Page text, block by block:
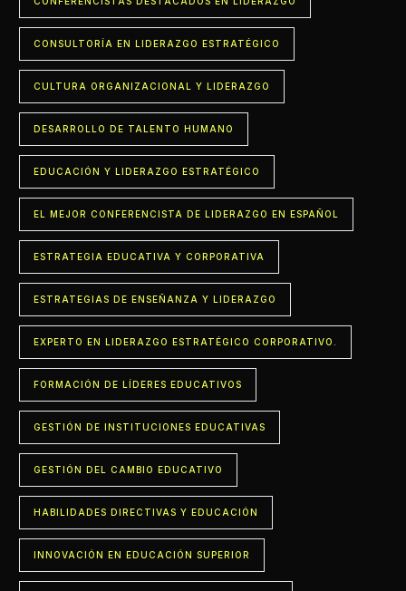
CONSULTORÍA EN LIDERAZGO ESTRATÉGICO
CULTURA ORGANIZACIONAL Y LIDERAZGO
DESARROLLO DE TALENTO HUMANO
EDUCACIÓN Y LIDERAZGO ESTRATÉGICO
EL MEJOR CONFERENCISTA DE LIDERAZGO EN ESPAÑOL
ESTRATEGIA EDUCATIVA Y CORPORATIVA
ESTRATEGIAS DE ENSEÑANZA Y LIDERAZGO
EXPERTO EN LIDERAZGO ESTRATÉGICO CORPORATIVO.
FORMACIÓN DE LÍDERES EDUCATIVOS
GESTIÓN DE INSTITUCIONES EDUCATIVAS
GESTIÓN DEL CAMBIO EDUCATIVO
HABILIDADES DIRECTIVAS Y EDUCACIÓN
INNOVACIÓN EN EDUCACIÓN SUPERIOR